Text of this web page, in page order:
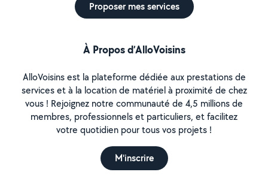
Proposer mes services
À Propos d’AlloVoisins
AlloVoisins est la plateforme dédiée aux prestations de
services et à la location de matériel à proximité de chez
vous ! Rejoignez notre communauté de 4,5 millions de
membres, professionnels et particuliers, et facilitez
votre quotidien pour tous vos projets !
M'inscrire